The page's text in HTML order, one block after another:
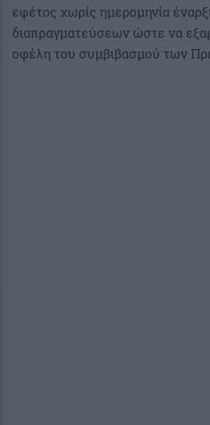
εφέτος χωρίς ημερομηνία
διαπραγματεύσεων ώστε να
οφέλη του συμβιβασμού των